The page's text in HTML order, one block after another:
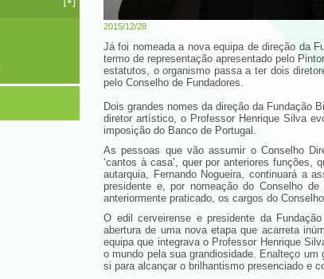
2015/12/28
Já foi nomeada a nova equipa de direção da
termo de representação apresentado pelo
estatutos, o organismo passa a ter dois
pelo Conselho de Fundadores.
Dois grandes nomes da direção da Fundação
diretor artístico, o Professor Henrique Silva
imposição do Banco de Portugal.
As pessoas que vão assumir o Conselho
‘cantos à casa’, quer por anteriores
autarquia, Fernando Nogueira, continuará a
presidente e, por nomeação do Conselho
anteriormente praticado, os cargos do
O edil cerveirense e presidente da
abertura de uma nova etapa que acarreta
equipa que integrava o Professor Henrique
o mundo pela sua grandiosidade. Enalteço
si para alcançar o brilhantismo presenciado e